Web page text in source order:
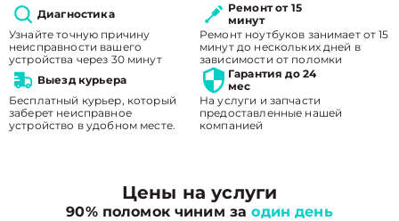
Диагностика
Узнайте точную причину
неисправности вашего
устройства через 30 минут
Ремонт от 15
минут
Ремонт ноутбуков занимает от 15
минут до нескольких дней в
зависимости от поломки
Выезд курьера
Бесплатный курьер, который
заберет неисправное
устройство в удобном месте.
Гарантия до 24
мес
На услуги и запчасти
предоставленные нашей
компанией
Цены на услуги
90% поломок чиним заодин день